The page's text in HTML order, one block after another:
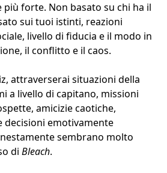
più forte. Non basato su chi ha il
sui tuoi istinti, reazioni
livello di fiducia e il modo in
il conflitto e il caos.
attraverserai situazioni della
a livello di capitano, missioni
amicizie caotiche,
decisioni emotivamente
sembrano molto
di Bleach.